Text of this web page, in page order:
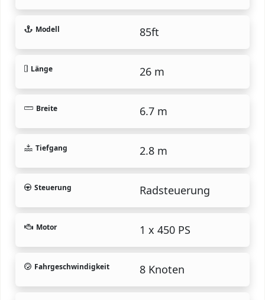
Modell 85ft
Länge 26 m
Breite 6.7 m
Tiefgang 2.8 m
Steuerung Radsteuerung
Motor 1 x 450 PS
Fahrgeschwindigkeit 8 Knoten